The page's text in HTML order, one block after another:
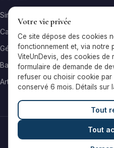
Simulateur matière
Calculateur surface
Générateur galerie
Baromètre de prix
Artisans par ville
© 2026 Reflets &
Mentions légales
Votre vie privée
Ce site dépose des cookies
fonctionnement et, via notre
ViteUnDevis, des cookies de
formulaire de demande de
refuser ou choisir cookie
conservé 6 mois. Détails sur
Tout
Tout